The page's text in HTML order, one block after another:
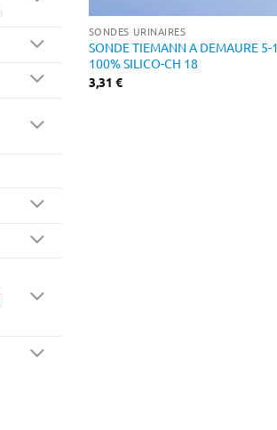
SONDES URINAIRES
SONDE TIEMANN A DEMAURE 5-
100% SILICO-CH 18
3,31 €